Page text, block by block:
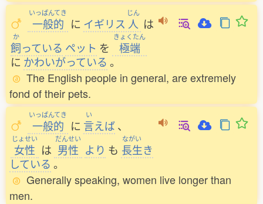
いっぱんてき
一般的 に イギリス
じん
人 は
か
飼っている ペット を
きょくたん
極端
に かわいがっている 。
The English people in general, are extremely
fond of their pets.
いっぱんてき
一般的 に
い
言えば、
じょせい
女性 は
だんせい
男性 より も
ながい
長生き
している 。
Generally speaking, women live longer than
men.